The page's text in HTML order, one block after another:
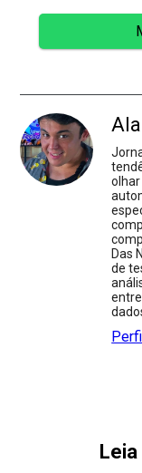
Das
de